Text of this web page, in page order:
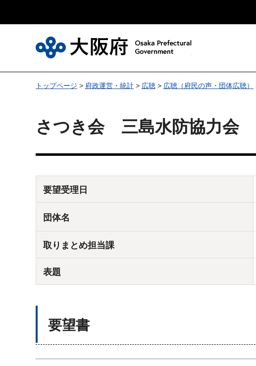
トップページ > 府政運営・統計 > 広聴 > 広聴（府民の声・団体広聴）
さつき会 三島水防協力会
要望受理日
団体名
取りまとめ担当課
表題
要望書